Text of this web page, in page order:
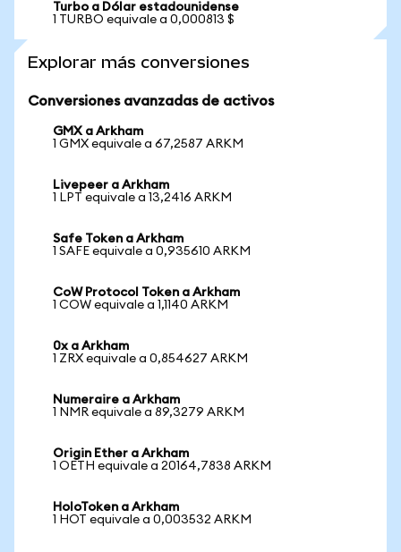
Turbo a Dólar estadounidense
1 TURBO equivale a 0,000813 $
Explorar más conversiones
Conversiones avanzadas de activos
GMX a Arkham
1 GMX equivale a 67,2587 ARKM
Livepeer a Arkham
1 LPT equivale a 13,2416 ARKM
Safe Token a Arkham
1 SAFE equivale a 0,935610 ARKM
CoW Protocol Token a Arkham
1 COW equivale a 1,1140 ARKM
0x a Arkham
1 ZRX equivale a 0,854627 ARKM
Numeraire a Arkham
1 NMR equivale a 89,3279 ARKM
Origin Ether a Arkham
1 OETH equivale a 20164,7838 ARKM
HoloToken a Arkham
1 HOT equivale a 0,003532 ARKM